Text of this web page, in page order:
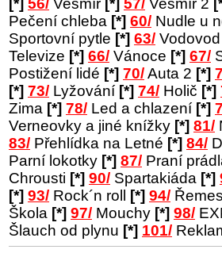
[*] 56/ Vesmír [*] 57/ Vesmír 2
Pečení chleba [*] 60/ Nudle u
Sportovní pytle [*] 63/ Vodovod
Televize [*] 66/ Vánoce [*] 67/
Postižení lidé [*] 70/Auta 2 [*]
[*] 73/ Lyžování [*] 74/ Holič [*]
Zima [*] 78/ Led a chlazení [*]
Verneovky a jiné knížky [*] 81/
83/ Přehlídka na Letné [*] 84/
Parní lokotky [*] 87/ Praní
Chrousti [*] 90/ Spartakiáda [*]
[*] 93/ Rock´n roll [*] 94/
Škola [*] 97/ Mouchy [*] 98/
Šlauch od plynu [*] 101/